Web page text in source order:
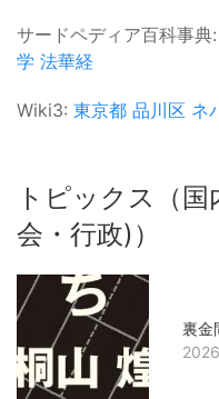
サードペディア百科事典:
学 法華経
Wiki3: 東京都 品川区 ネ
トピックス（
会・行政)）
裏金